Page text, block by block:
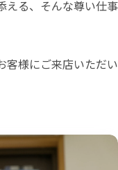
える、そんな尊い仕事
客様にご来店いただい